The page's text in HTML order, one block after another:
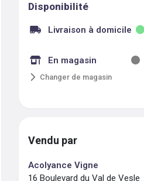
Disponibilité
Livraison à domicile
En magasin
Changer de magasin
Vendu par
Acolyance Vigne
16 Boulevard du Val de Vesle